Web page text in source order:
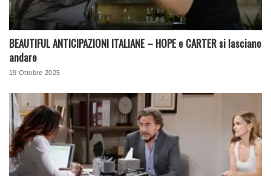
BEAUTIFUL ANTICIPAZIONI ITALIANE – HOPE e CARTER si lasciano
andare
19 Ottobre 2025